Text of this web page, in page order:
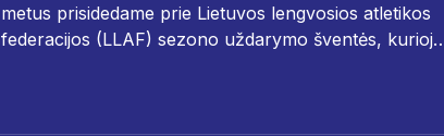
metus prisidedame prie Lietuvos lengvosios atletikos
federacijos (LLAF) sezono uždarymo šventės, kurioje